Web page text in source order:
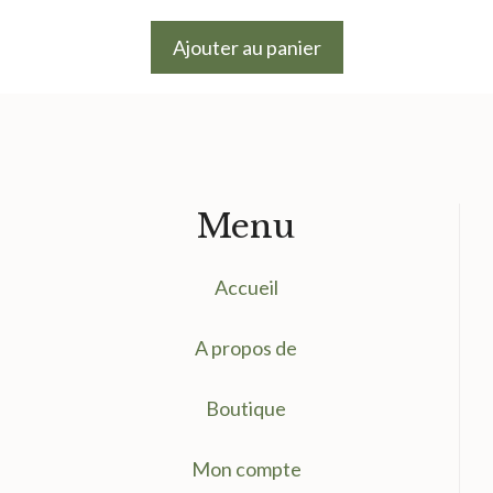
actuel
Ajouter au panier
Menu
Accueil
A propos de
Boutique
Mon compte